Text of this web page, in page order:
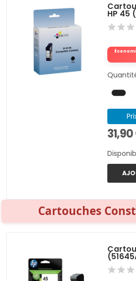
HP 45
Cartouches